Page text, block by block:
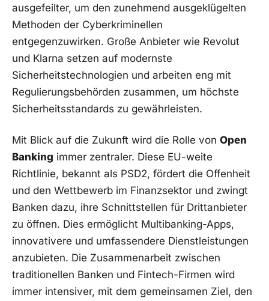
ausgefeilter, um den zunehmend ausgeklügelten
Methoden der Cyberkriminellen
entgegenzuwirken. Große Anbieter wie Revolut
und Klarna setzen auf modernste
Sicherheitstechnologien und arbeiten eng mit
Regulierungsbehörden zusammen, um höchste
Sicherheitsstandards zu gewährleisten.
Mit Blick auf die Zukunft wird die Rolle von Open
Banking immer zentraler. Diese EU-weite
Richtlinie, bekannt als PSD2, fördert die Offenheit
und den Wettbewerb im Finanzsektor und zwingt
Banken dazu, ihre Schnittstellen für Drittanbieter
zu öffnen. Dies ermöglicht Multibanking-Apps,
innovativere und umfassendere Dienstleistungen
anzubieten. Die Zusammenarbeit zwischen
traditionellen Banken und Fintech-Firmen wird
immer intensiver, mit dem gemeinsamen Ziel, den